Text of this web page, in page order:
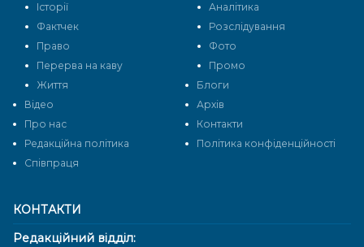
КОНТАКТИ
Редакційний відділ:
Історії
Аналітика
Фактчек
Розслідування
Право
Фото
Перерва на каву
Промо
Життя
Блоги
Відео
Архів
Про нас
Контакти
Редакційна політика
Політика конфіденційності
Cпівпраця